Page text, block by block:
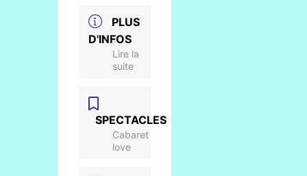
PLUS
D'INFOS
Lire la
suite
SPECTACLES
Cabaret
love